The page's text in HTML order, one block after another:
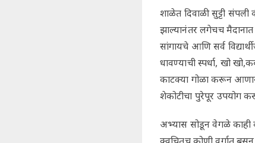
शाळेत दिवाळी सुट्टी संपली
झाल्यानंतर लगेचच
सांगायचे आणि सर्व
धावण्याची स्पर्धा, खो
काटक्या गोळा करून
शेकोटीचा पुरेपूर उपयोग
अभ्यास सोडून वेगळे काही
क्वचितच कोणी वर्गात बसून